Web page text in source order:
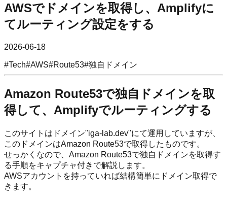
AWSでドメインを取得し、Amplifyに
てルーティング設定をする
2026-06-18
#Tech#AWS#Route53#独自ドメイン
Amazon Route53で独自ドメインを取
得して、Amplifyでルーティングする
このサイトはドメイン"iga-lab.dev"にて運用していますが、
このドメインはAmazon Route53で取得したものです。
せっかくなので、Amazon Route53で独自ドメインを取得す
る手順をキャプチャ付きで解説します。
AWSアカウントを持っていれば結構簡単にドメイン取得で
きます。